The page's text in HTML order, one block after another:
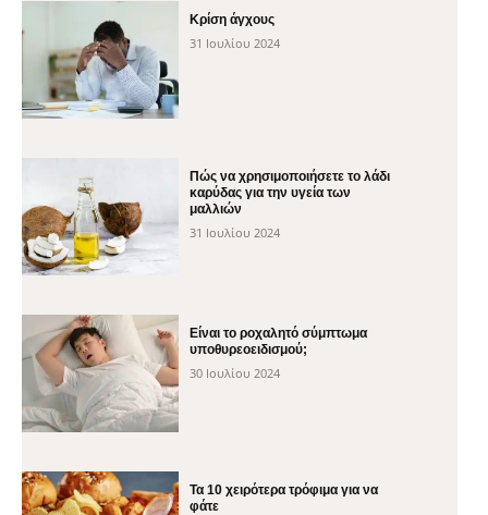
Κρίση άγχους
31 Ιουλίου 2024
Πώς να χρησιμοποιήσετε το λάδι
καρύδας για την υγεία των
μαλλιών
31 Ιουλίου 2024
Είναι το ροχαλητό σύμπτωμα
υποθυρεοειδισμού;
30 Ιουλίου 2024
Τα 10 χειρότερα τρόφιμα για να
φάτε